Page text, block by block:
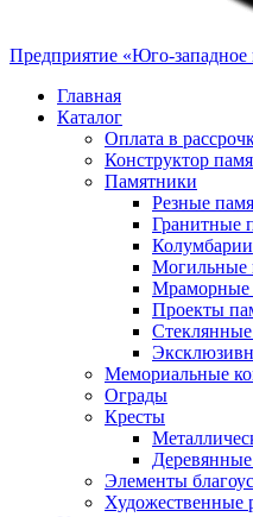
Предприятие «Юго-западное
Главная
Каталог
Оплата в
Конструктор
Памятники
Резные
Гранитные
Колумбарии
Могильные
Мраморные
Проекты
Мемориальные
Ограды
Кресты
Элементы
Художественные